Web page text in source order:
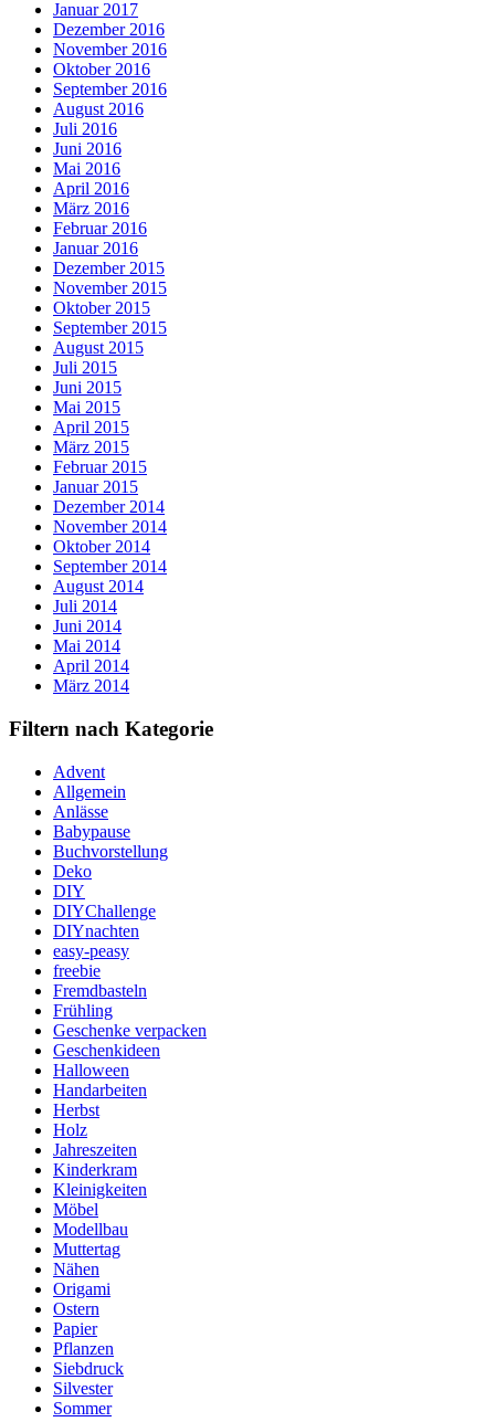
Januar 2017
Dezember 2016
November 2016
Oktober 2016
September 2016
August 2016
Juli 2016
Juni 2016
Mai 2016
April 2016
März 2016
Februar 2016
Januar 2016
Dezember 2015
November 2015
Oktober 2015
September 2015
August 2015
Juli 2015
Juni 2015
Mai 2015
April 2015
März 2015
Februar 2015
Januar 2015
Dezember 2014
November 2014
Oktober 2014
September 2014
August 2014
Juli 2014
Juni 2014
Mai 2014
April 2014
März 2014
Filtern nach Kategorie
Advent
Allgemein
Anlässe
Babypause
Buchvorstellung
Deko
DIY
DIYChallenge
DIYnachten
easy-peasy
freebie
Fremdbasteln
Frühling
Geschenke verpacken
Geschenkideen
Halloween
Handarbeiten
Herbst
Holz
Jahreszeiten
Kinderkram
Kleinigkeiten
Möbel
Modellbau
Muttertag
Nähen
Origami
Ostern
Papier
Pflanzen
Siebdruck
Silvester
Sommer